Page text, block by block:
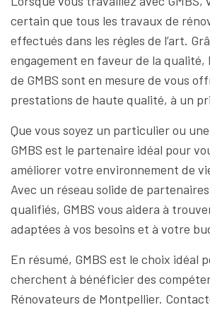
certain que tous les travaux de
effectués dans les régles de l’art.
engagement en faveur de la qualité,
de GMBS sont en mesure de vous
prestations de haute qualité, à un
Que vous soyez un particulier ou
GMBS est le partenaire idéal pour
améliorer votre environnement de
Avec un réseau solide de
qualifiés, GMBS vous aidera à
adaptées à vos besoins et à votre
En résumé, GMBS est le choix idéal
cherchent à bénéficier des
Rénovateurs de Montpellier.